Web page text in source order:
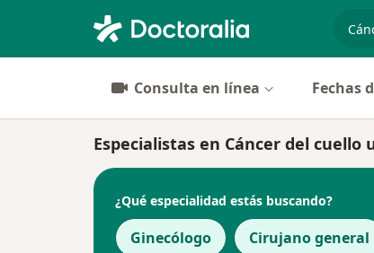
Consulta en línea Fechas
Especialistas en Cáncer del
¿Qué especialidad estás buscando?
Ginecólogo Cirujano general